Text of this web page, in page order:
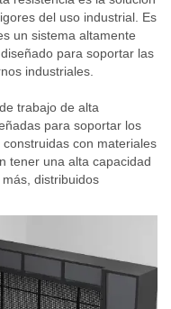
del uso industrial. Es
un sistema altamente
para soportar las
industriales.
trabajo de alta
para soportar los
con materiales
tener una alta capacidad
distribuidos